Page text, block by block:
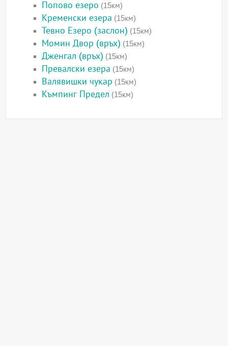
Попово езеро (15км)
Кременски езера (15км)
Тевно Езеро (заслон) (15км)
Момин Двор (връх) (15км)
Дженгал (връх) (15км)
Превалски езера (15км)
Валявишки чукар (15км)
Къмпинг Предел (15км)